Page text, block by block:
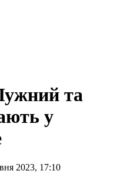
та
у
2023, 17:10